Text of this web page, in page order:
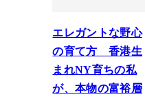
エレガントな野心
の育て方 香港生
まれNY育ちの私
が、本物の富裕層